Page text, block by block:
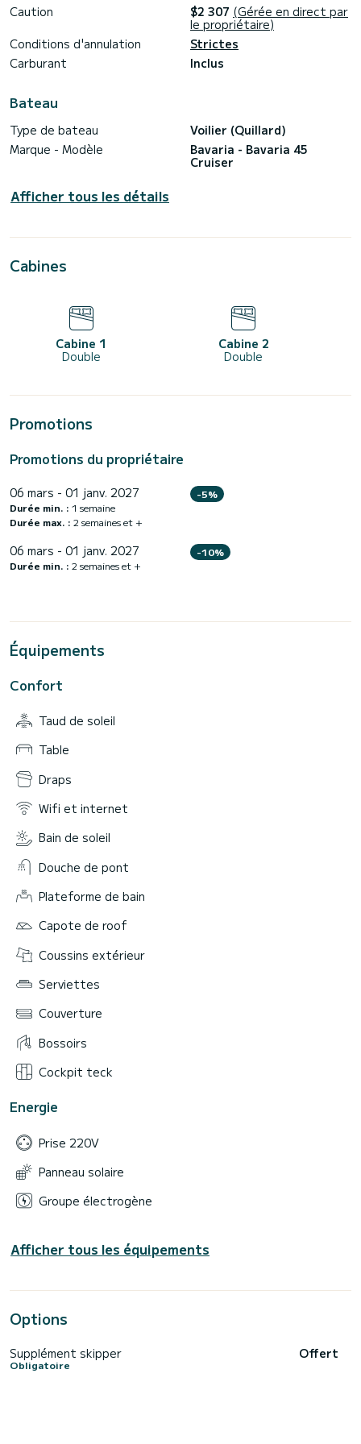
Caution
$2 307 (Gérée en direct par
le propriétaire)
Conditions d'annulation
Strictes
Carburant
Inclus
Bateau
Type de bateau
Voilier (Quillard)
Marque - Modèle
Bavaria - Bavaria 45
Cruiser
Afficher tous les détails
Cabines
Cabine 1
Double
Cabine 2
Double
Promotions
Promotions du propriétaire
06 mars - 01 janv. 2027
Durée min. : 1 semaine
Durée max. : 2 semaines et +
-5%
06 mars - 01 janv. 2027
Durée min. : 2 semaines et +
-10%
Équipements
Confort
Taud de soleil
Table
Draps
Wifi et internet
Bain de soleil
Douche de pont
Plateforme de bain
Capote de roof
Coussins extérieur
Serviettes
Couverture
Bossoirs
Cockpit teck
Energie
Prise 220V
Panneau solaire
Groupe électrogène
Afficher tous les équipements
Options
Supplément skipper
Obligatoire
Offert